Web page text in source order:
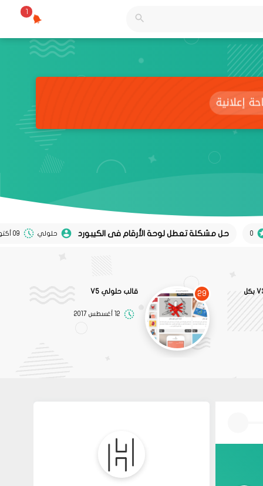
1
حل مشكلة تعطل لوحة الأرقام فى الكيبورد حلولي 09 أكتوبر 2024
قالب خالد الميلبي V3 بكل
29 قالب حلولي V5
12 أغسطس 2017